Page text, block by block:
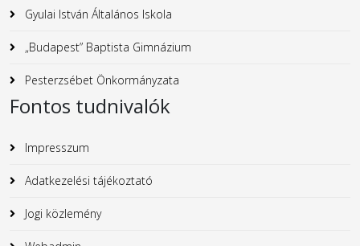
Gyulai István Általános Iskola
„Budapest” Baptista Gimnázium
Pesterzsébet Önkormányzata
Fontos tudnivalók
Impresszum
Adatkezelési tájékoztató
Jogi közlemény